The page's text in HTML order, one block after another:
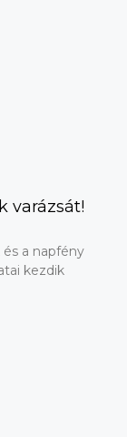
varázsát!
a napfény
kezdik